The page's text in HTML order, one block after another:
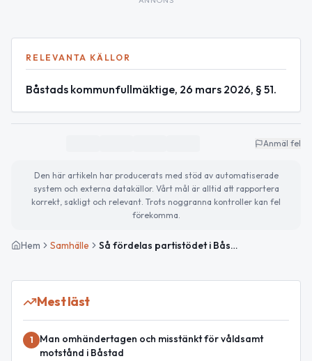
RELEVANTA KÄLLOR
Båstads kommunfullmäktige, 26 mars 2026, § 51.
Anmäl fel
Den här artikeln har producerats med stöd av automatiserade
system och externa datakällor. Vårt mål är alltid att rapportera
korrekt, sakligt och relevant. Trots noggranna kontroller kan fel
förekomma.
Hem Samhälle Så fördelas partistödet i Båstad 2026
Mest läst
1
Man omhändertagen och misstänkt för våldsamt
motstånd i Båstad